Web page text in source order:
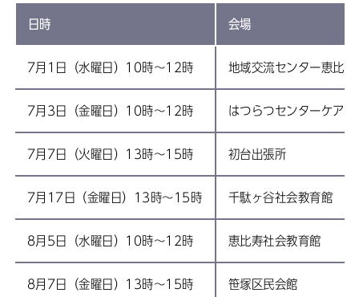
日時 会場
7月1日（水曜日）10時～12時 地域交流センター恵比寿
7月3日（金曜日）10時～12時 はつらつセンターケア
7月7日（火曜日）13時～15時 初台出張所
7月17日（金曜日）13時～15時 千駄ヶ谷社会教育館
8月5日（水曜日）10時～12時 恵比寿社会教育館
8月7日（金曜日）13時～15時 笹塚区民会館